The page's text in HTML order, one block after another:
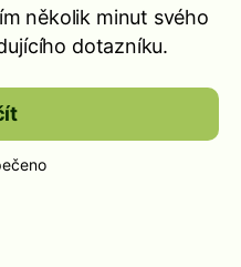
několik minut svého
dotazníku.